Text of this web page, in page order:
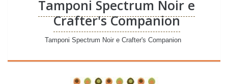
Tamponi Spectrum Noir e
Crafter's Companion
Tamponi Spectrum Noir e Crafter's Companion